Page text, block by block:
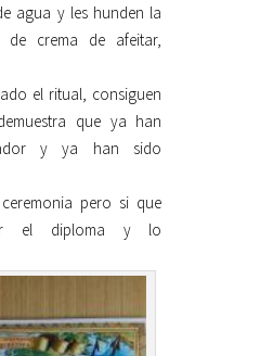
agua y les hunden la
crema de afeitar,
el ritual, consiguen
que ya han
y ya han sido
pero si que
el diploma y lo